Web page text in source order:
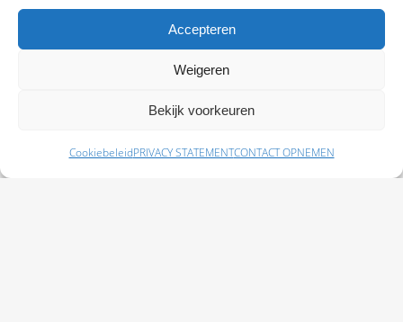
Accepteren
Weigeren
Bekijk voorkeuren
CookiebeleidPRIVACY STATEMENTCONTACT OPNEMEN
Schade melden Afspraak maken Polissen